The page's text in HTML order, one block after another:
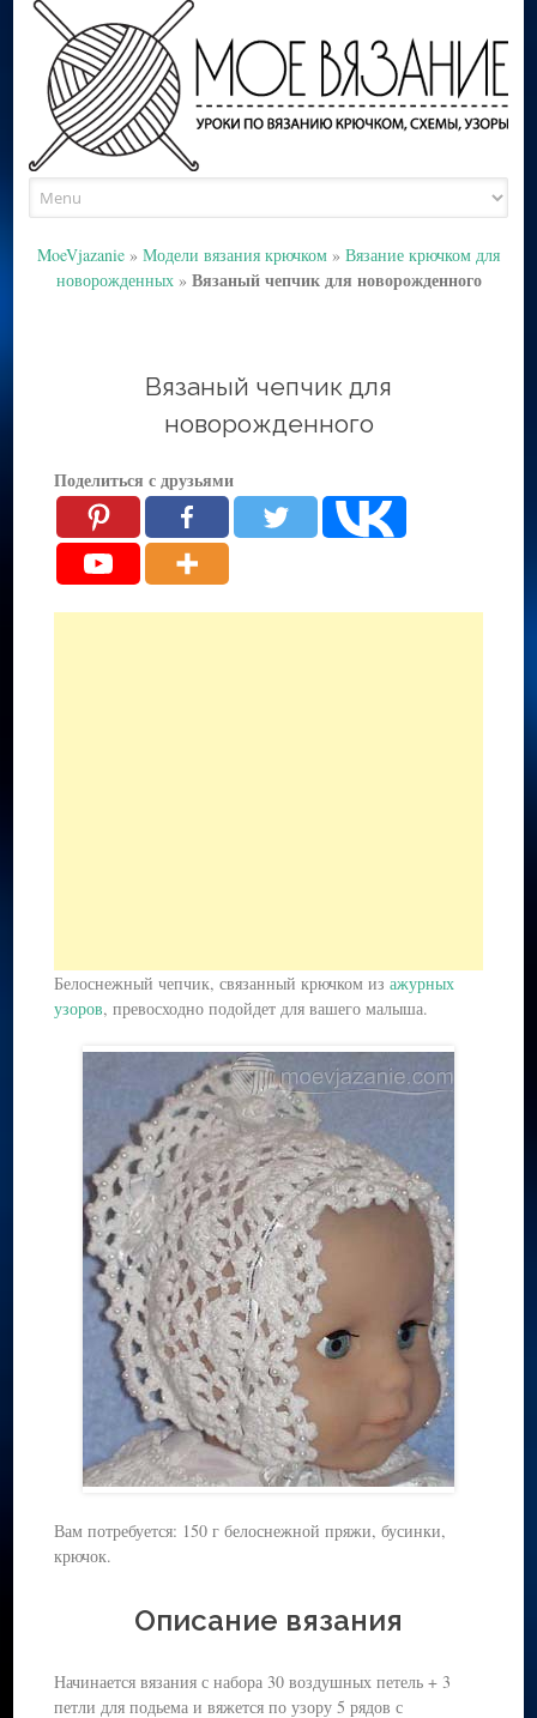
to
MoeVjazanie » Модели вязания крючком » Вязание крючком для
новорожденных» Вязаный чепчик для новорожденного
Вязаный чепчик для
новорожденного
Поделиться с друзьями
Белоснежный чепчик, связанный крючком изажурных
узоров, превосходно подойдет для вашего малыша.
Вам потребуется: 150 г белоснежной пряжи, бусинки,
крючок.
Описание вязания
Начинается вязания с набора 30 воздушных петель + 3
петли для подьема и вяжется по узору 5 рядов с